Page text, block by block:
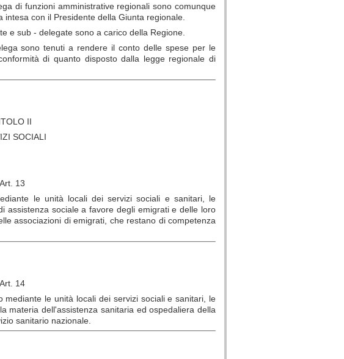
di funzioni amministrative regionali sono comunque
con il Presidente della Giunta regionale.
e sub - delegate sono a carico della Regione.
sono tenuti a rendere il conto delle spese per le
di quanto disposto dalla legge regionale di
II
SOCIALI
Art. 13
le unità locali dei servizi sociali e sanitari, le
assistenza sociale a favore degli emigrati e delle loro
associazioni di emigrati, che restano di competenza
Art. 14
le unità locali dei servizi sociali e sanitari, le
materia dell'assistenza sanitaria ed ospedaliera della
sanitario nazionale.